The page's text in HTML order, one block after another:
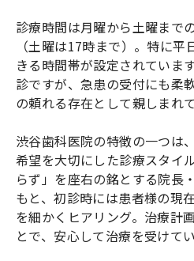
診療時間は月曜から土曜まで
（土曜は17時まで）。特に
きる時間帯が設定されていま
診ですが、急患の受付にも柔
の頼れる存在として親しまれて
渋谷歯科医院の特徴の一つは
希望を大切にした診療スタイ
らず」を座右の銘とする院長
もと、初診時には患者様の現
を細かくヒアリング。治療計
とで、安心して治療を受けて